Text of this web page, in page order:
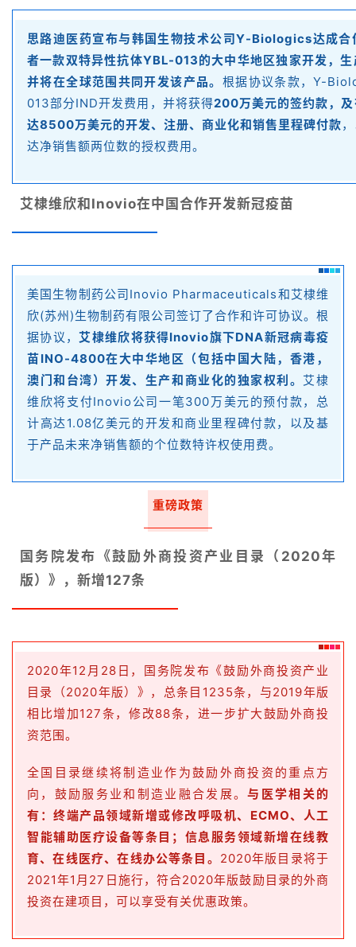
区
精
彩
B
融
资
台
时
学
E
n
g
i
联
登录 注册
思路迪医药宣布与韩国生物技术公司Y-Biologics达成合
者一款双特异性抗体YBL-013的大中华地区独家开发，
并将在全球范围共同开发该产品。 根据协议条款，Y-
013部分IND开发费用，并将获得200万美元的签约款，
达8500万美元的开发、注册、商业化和销售里程碑付款
达净销售额两位数的授权费用。
艾棣维欣和Inovio在中国合作开发新冠疫苗
美国生物制药公司Inovio Pharmaceuticals和艾棣维
欣(苏州)生物制药有限公司签订了合作和许可协议。根
据协议，艾棣维欣将获得Inovio旗下DNA新冠病毒疫
苗INO-4800在大中华地区（包括中国大陆，香港，
澳门和台湾）开发、生产和商业化的独家权利。 艾棣
维欣将支付Inovio公司一笔300万美元的预付款，总
计高达1.08亿美元的开发和商业里程碑付款，以及基
于产品未来净销售额的个位数特许权使用费。
重磅政策
国务院发布《鼓励外商投资产业目录（2020年
版）》，新增127条
2020年12月28日，国务院发布《鼓励外商投资产业
目录（2020年版）》，总条目1235条，与2019年版
相比增加127条，修改88条，进一步扩大鼓励外商投
资范围。
全国目录继续将制造业作为鼓励外商投资的重点方
向，鼓励服务业和制造业融合发展。与医学相关的
有： 终端产品领域新增或修改呼吸机、ECMO、人工
智能辅助医疗设备等条目；信息服务领域新增在线教
育、在线医疗、在线办公等条目。 2020年版目录将于
2021年1月27日施行，符合2020年版鼓励目录的外商
投资在建项目，可以享受有关优惠政策。